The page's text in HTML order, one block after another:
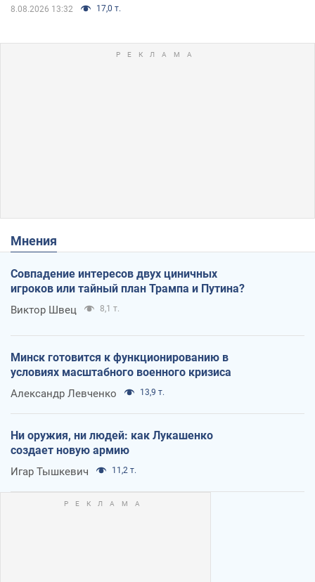
8.08.2026 13:32 17,0 т.
Мнения
Совпадение интересов двух циничных
игроков или тайный план Трампа и Путина?
Виктор Швец 8,1 т.
Минск готовится к функционированию в
условиях масштабного военного кризиса
Александр Левченко 13,9 т.
Ни оружия, ни людей: как Лукашенко
создает новую армию
Игар Тышкевич 11,2 т.